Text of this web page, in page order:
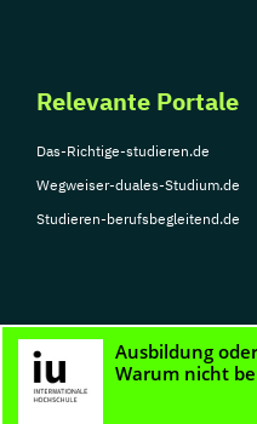
Relevante Portale
Das-Richtige-studieren.de
Wegweiser-duales-Studium.de
Studieren-berufsbegleitend.de
© Copyright 2026, TarGroup Media